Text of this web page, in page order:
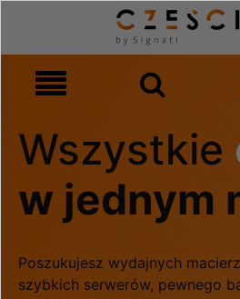
Wszystkie
w jednym
Poszukujesz wydajnych
szybkich serwerów, pewnego